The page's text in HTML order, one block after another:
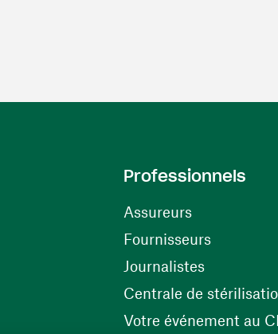
Professionnels
Assureurs
Fournisseurs(ouvre
Journalistes
Centrale de
Votre événement au